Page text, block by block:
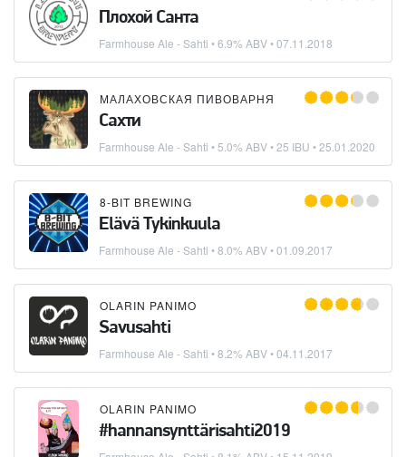
Плохой Санта
Farmhouse Ale - Sahti • 6.9% ABV •07.11.2018
МАЛАХОВСКАЯ ПИВОВАРНЯ
Сахти
Farmhouse Ale - Sahti • 5.0% ABV • 25 IBU •25.01.2020
8-BIT BREWING
Elävä Tykinkuula
Farmhouse Ale - Sahti • 8.0% ABV •01.09.2017
OLARIN PANIMO
Savusahti
Farmhouse Ale - Sahti • 8.2% ABV •04.11.2017
OLARIN PANIMO
#hannansynttärisahti2019